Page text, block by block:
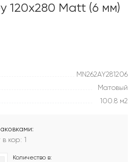
120x280 Matt (6 мм)
MN262AY281206
Матовый
100.8 м2
кор: 1
Количество в: